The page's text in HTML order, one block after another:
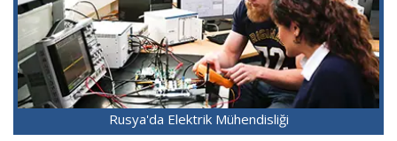
Rusya'da Elektrik Mühendisliği